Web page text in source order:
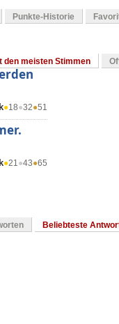
Punkte-Historie
den meisten Stimmen
●18●32●51
●21●43●65
Beliebteste